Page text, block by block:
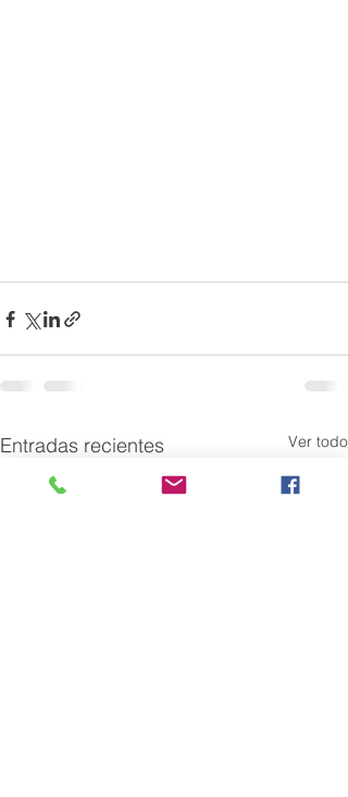
Entradas recientes Ver todo